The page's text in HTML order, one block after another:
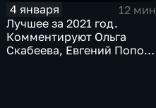
4 января
12 мин
Лучшее за 2021 год.
Комментируют Ольга
Скабеева, Евгений Попов